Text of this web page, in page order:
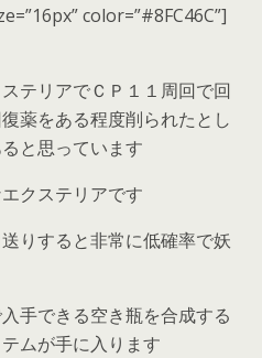
color=”#8FC46C”]
テリアでＣＰ１１周回で回
薬をある程度削られたとし
と思っています
クステリアです
りすると非常に低確率で妖
手できる空き瓶を合成する
ムが手に入ります